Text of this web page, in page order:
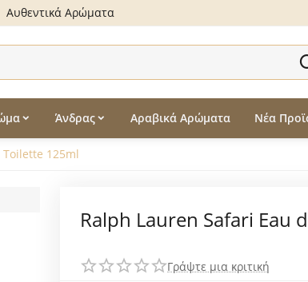
πληρωμής
Άνδρας Αραβικά Αρώματα Νέα
125ml
Ralph Lauren Safari Eau
Γράψτε μια κριτική